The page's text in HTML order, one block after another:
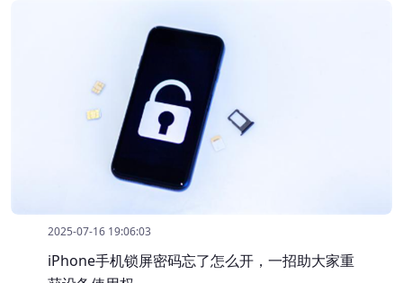
2025-07-16 19:06:03
iPhone手机锁屏密码忘了怎么开，一招助大家重